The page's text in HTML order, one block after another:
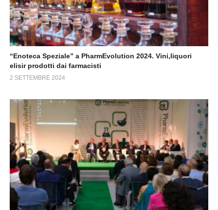
“Enoteca Speziale” a PharmEvolution 2024. Vini,liquori
elisir prodotti dai farmacisti
2 SETTEMBRE 2024